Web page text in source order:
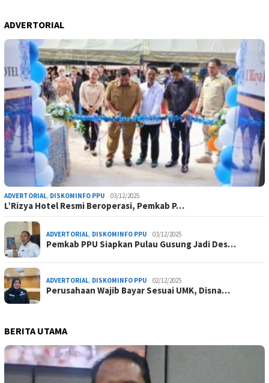
ADVERTORIAL
ADVERTORIAL DISKOMINFO PPU 03/12/2025
L’Rizya Hotel Resmi Beroperasi, Pemkab P…
ADVERTORIAL DISKOMINFO PPU 03/12/2025
Pemkab PPU Siapkan Pulau Gusung Jadi Des…
ADVERTORIAL DISKOMINFO PPU 02/12/2025
Perusahaan Wajib Bayar Sesuai UMK, Disna…
BERITA UTAMA